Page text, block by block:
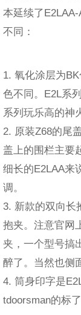
本延续了
不同：
1. 氧化涂层为
色不同。E2L系
系列玩乐高的神
2. 原装Z68的尾
盖上的围栏主要
细长的E2LAA来
调。
3. 新款的双向长
抱夹。注意官网
夹，一个型号搞
醉了。当然也侧
4. 筒身印字是
tdoorsman的标了